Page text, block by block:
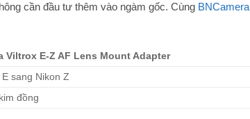
cần đầu tư thêm vào ngàm gốc. Cùng BNCamera
E-Z AF Lens Mount Adapter
E sang Nikon Z
đồng